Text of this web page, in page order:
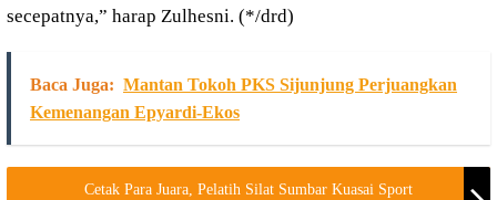
secepatnya,” harap Zulhesni. (*/drd)
Baca Juga: Mantan Tokoh PKS Sijunjung Perjuangkan
Kemenangan Epyardi-Ekos
Cetak Para Juara, Pelatih Silat Sumbar Kuasai Sport